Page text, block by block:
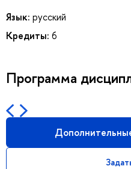
Язык: русский
Кредиты: 6
Программа